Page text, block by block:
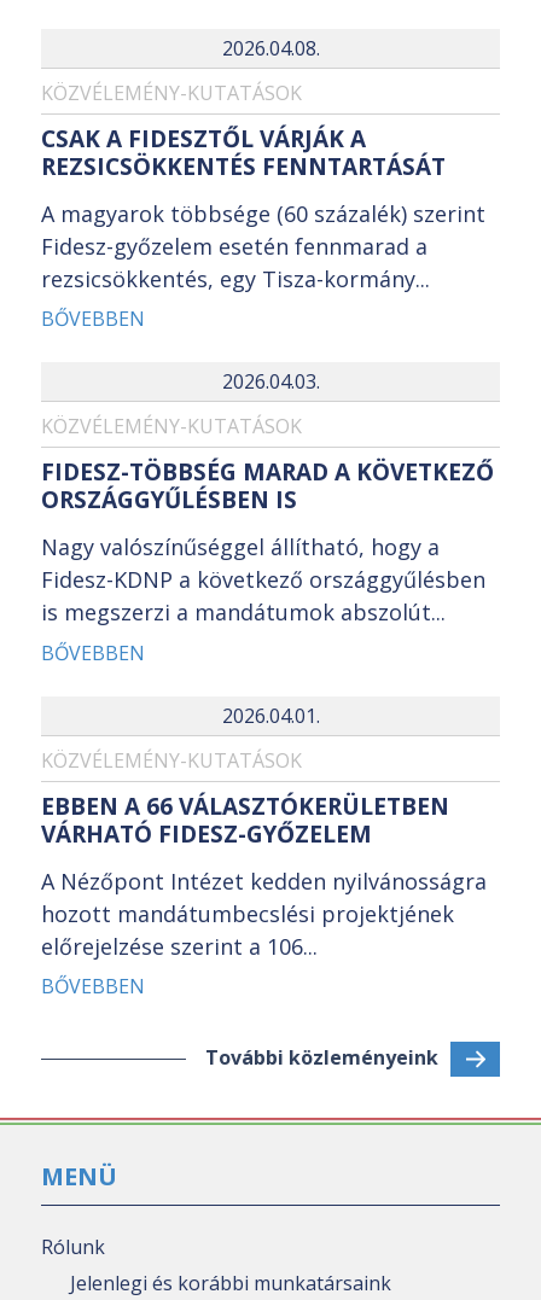
2026.04.08.
KÖZVÉLEMÉNY-KUTATÁSOK
CSAK A FIDESZTŐL VÁRJÁK A
REZSICSÖKKENTÉS FENNTARTÁSÁT
A magyarok többsége (60 százalék) szerint
Fidesz-győzelem esetén fennmarad a
rezsicsökkentés, egy Tisza-kormány...
BŐVEBBEN
2026.04.03.
KÖZVÉLEMÉNY-KUTATÁSOK
FIDESZ-TÖBBSÉG MARAD A KÖVETKEZŐ
ORSZÁGGYŰLÉSBEN IS
Nagy valószínűséggel állítható, hogy a
Fidesz-KDNP a következő országgyűlésben
is megszerzi a mandátumok abszolút...
BŐVEBBEN
2026.04.01.
KÖZVÉLEMÉNY-KUTATÁSOK
EBBEN A 66 VÁLASZTÓKERÜLETBEN
VÁRHATÓ FIDESZ-GYŐZELEM
A Nézőpont Intézet kedden nyilvánosságra
hozott mandátumbecslési projektjének
előrejelzése szerint a 106...
BŐVEBBEN
További közleményeink
MENÜ
Rólunk
Jelenlegi és korábbi munkatársaink